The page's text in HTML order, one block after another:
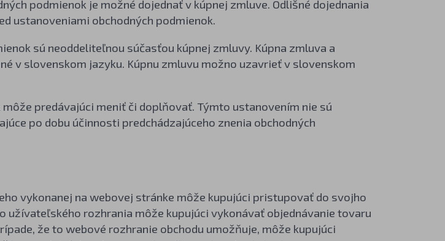
podmienok je možné dojednať v kúpnej zmluve. Odlišné dojednania
ustanoveniami obchodných podmienok.
sú neoddeliteľnou súčasťou kúpnej zmluvy. Kúpna zmluva a
v slovenskom jazyku. Kúpnu zmluvu možno uzavrieť v slovenskom
môže predávajúci meniť či doplňovať. Týmto ustanovením nie sú
po dobu účinnosti predchádzajúceho znenia obchodných
vykonanej na webovej stránke môže kupujúci pristupovať do svojho
užívateľského rozhrania môže kupujúci vykonávať objednávanie tovaru
že to webové rozhranie obchodu umožňuje, môže kupujúci